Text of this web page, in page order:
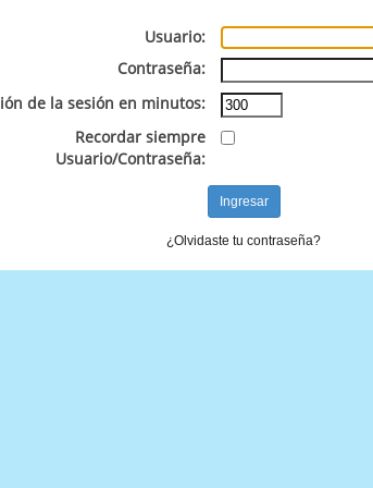
Usuario:
Contraseña:
de la sesión en minutos:
Recordar siempre
Usuario/Contraseña:
¿Olvidaste tu contraseña?